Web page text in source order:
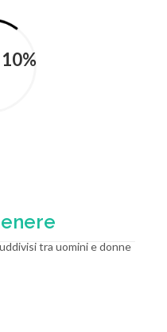
tra uomini e donne